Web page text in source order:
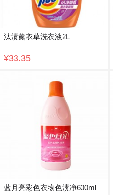
汰渍薰衣草洗衣液2L
¥33.35
蓝月亮彩色衣物色渍净600ml